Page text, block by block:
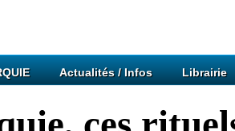
Actualités / Infos Librairie